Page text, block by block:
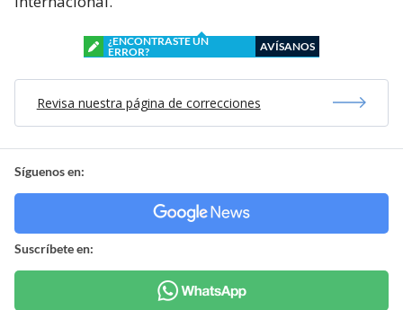
¿ENCONTRASTE UN
ERROR?
AVÍSANOS
Revisa nuestra página de correcciones
Síguenos en:
Suscríbete en: